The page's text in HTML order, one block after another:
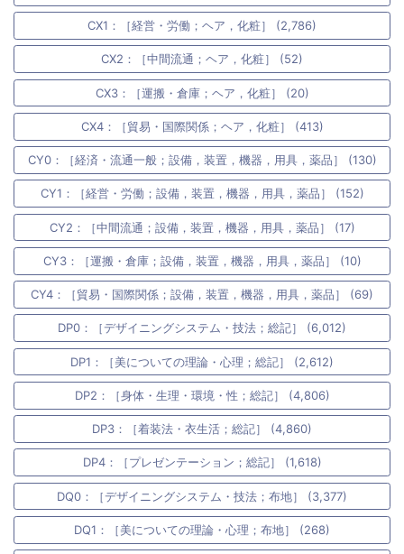
CX1：［経営・労働；ヘア，化粧］ (2,786)
CX2：［中間流通；ヘア，化粧］ (52)
CX3：［運搬・倉庫；ヘア，化粧］ (20)
CX4：［貿易・国際関係；ヘア，化粧］ (413)
CY0：［経済・流通一般；設備，装置，機器，用具，薬品］ (130)
CY1：［経営・労働；設備，装置，機器，用具，薬品］ (152)
CY2：［中間流通；設備，装置，機器，用具，薬品］ (17)
CY3：［運搬・倉庫；設備，装置，機器，用具，薬品］ (10)
CY4：［貿易・国際関係；設備，装置，機器，用具，薬品］ (69)
DP0：［デザイニングシステム・技法；総記］ (6,012)
DP1：［美についての理論・心理；総記］ (2,612)
DP2：［身体・生理・環境・性；総記］ (4,806)
DP3：［着装法・衣生活；総記］ (4,860)
DP4：［プレゼンテーション；総記］ (1,618)
DQ0：［デザイニングシステム・技法；布地］ (3,377)
DQ1：［美についての理論・心理；布地］ (268)